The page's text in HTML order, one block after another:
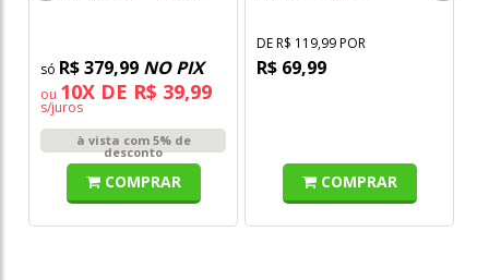
R$ 379,99 NO PIX
ou 10X DE R$ 39,99
s/juros
à vista com 5% de
desconto
COMPRAR
DE R$ 119,99 POR
R$ 69,99
COMPRAR